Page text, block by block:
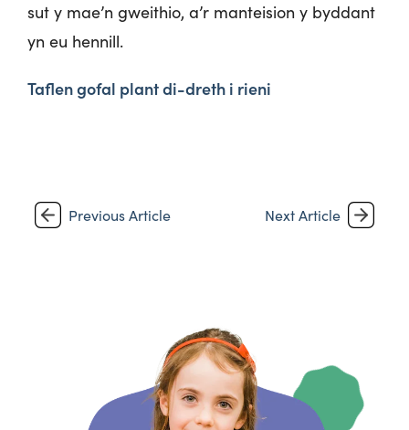
sut y mae’n gweithio, a’r manteision y byddant
yn eu hennill.
Taflen gofal plant di-dreth i rieni
Previous Article Next Article